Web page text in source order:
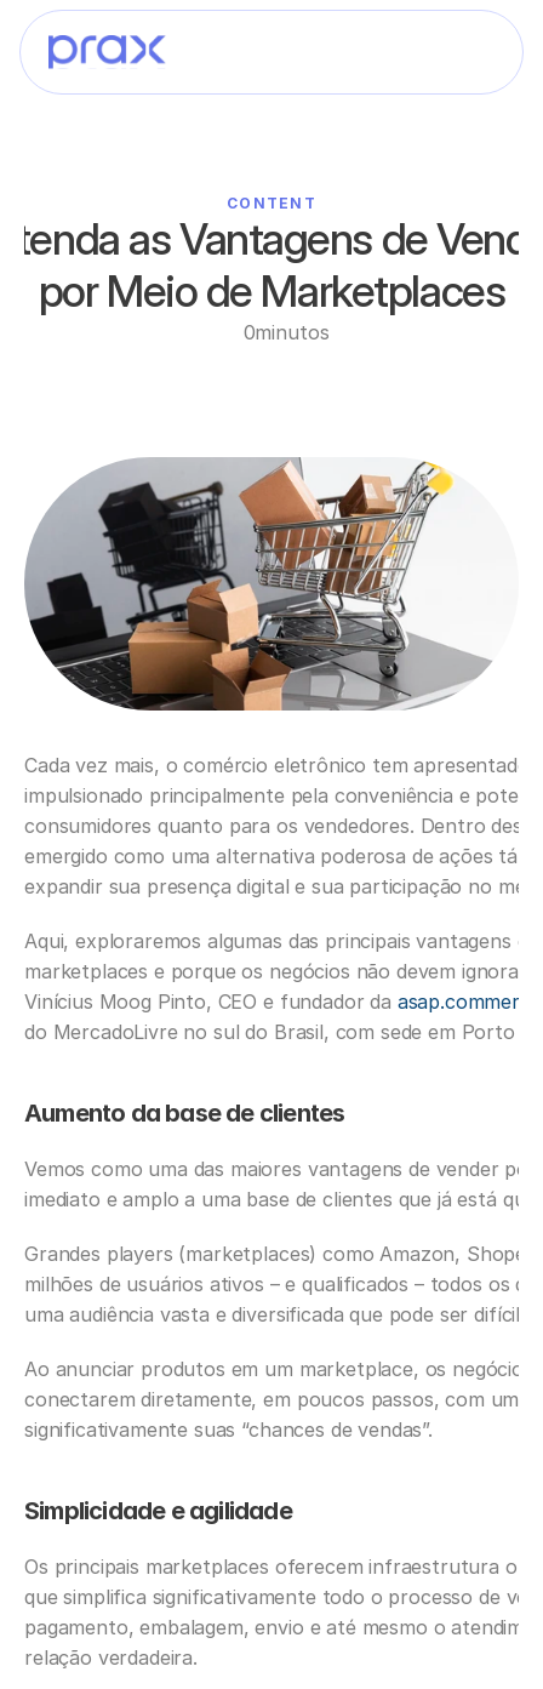
CONTENT
as Vantagens de
por Meio de Marketplaces
0minutos
Cada vez mais, o comércio eletrônico tem apresentado
impulsionado principalmente pela conveniência e
consumidores quanto para os vendedores. Dentro
emergido como uma alternativa poderosa de ações
expandir sua presença digital e sua participação no
Aqui, exploraremos algumas das principais vantagens
marketplaces e porque os negócios não devem ignorar
Vinícius Moog Pinto, CEO e fundador da asap.commerce
do MercadoLivre no sul do Brasil, com sede em Porto
Aumento da base de clientes
Vemos como uma das maiores vantagens de vender
imediato e amplo a uma base de clientes que já está
Grandes players (marketplaces) como Amazon,
milhões de usuários ativos – e qualificados – todos os
uma audiência vasta e diversificada que pode ser difícil
Ao anunciar produtos em um marketplace, os negócios
conectarem diretamente, em poucos passos, com um
significativamente suas “chances de vendas”.
Simplicidade e agilidade
Os principais marketplaces oferecem infraestrutura
que simplifica significativamente todo o processo de
pagamento, embalagem, envio e até mesmo o
relação verdadeira.‍